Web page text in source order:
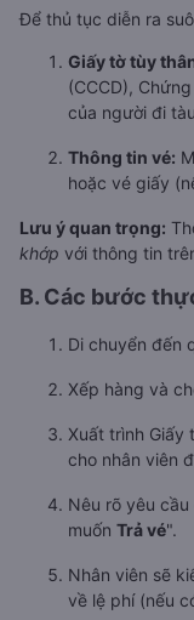
Để thủ tục diễn ra
Giấy tờ tùy
(CCCD),
của người đi
Thông tin vé:
hoặc vé giấy
Lưu ý quan trọng:
khớp với thông tin
B. Các bước
Di chuyển đến
Xếp hàng và
Xuất trình Giấy
cho nhân viên
Nêu rõ yêu
muốn Trả vé".
Nhân viên sẽ
về lệ phí (nếu